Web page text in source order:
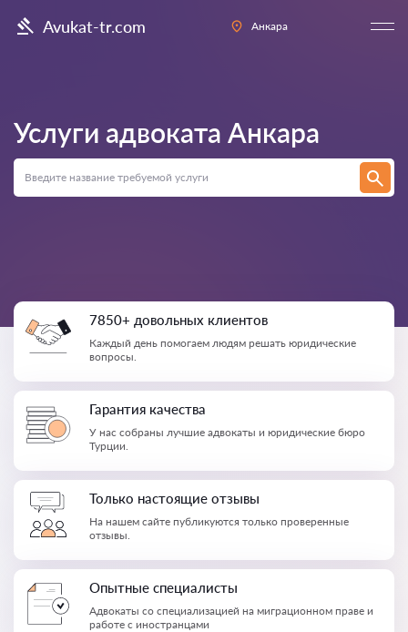
Avukat-tr.com Анкара
Услуги адвоката Анкара
7850+ довольных клиентов
Каждый день помогаем людям решать юридические
вопросы.
Гарантия качества
У нас собраны лучшие адвокаты и юридические бюро
Турции.
Только настоящие отзывы
На нашем сайте публикуются только проверенные
отзывы.
Опытные специалисты
Адвокаты со специализацией на миграционном праве и
работе с иностранцами